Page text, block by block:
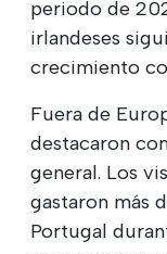
periodo de
irlandeses
crecimiento
Fuera de
destacaron
general. Los
gastaron más
Portugal